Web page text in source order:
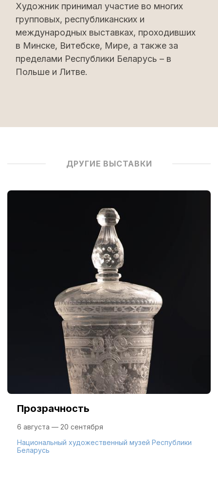
Художник принимал участие во многих
групповых, республиканских и
международных выставках, проходивших
в Минске, Витебске, Мире, а также за
пределами Республики Беларусь – в
Польше и Литве.
ДРУГИЕ ВЫСТАВКИ
Прозрачность
6 августа — 20 сентября
Национальный художественный музей Республики
Беларусь